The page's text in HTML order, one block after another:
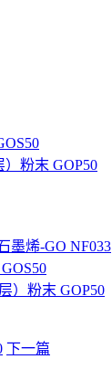
粉末 GOP50
墨烯-GO NF033
）粉末 GOP50
下一篇